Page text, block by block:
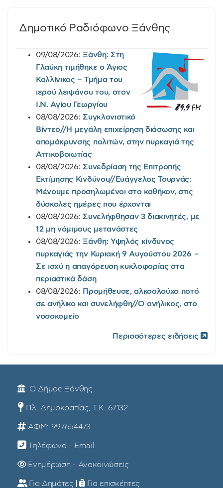
Δημοτικό Ραδιόφωνο Ξάνθης
09/08/2026: Ξάνθη: Στη
Γλαύκη τιμήθηκε ο Άγιος
Καλλίνικος – Τμήμα του
ιερού λειψάνου του, στον
Ι.Ν. Αγίου Γεωργίου
08/08/2026: Συγκλονιστικό
Βίντεο//Η μεγάλη επιχείρηση διάσωσης και
απομάκρυνσης πολιτών, στην πυρκαγιά της
Αττικοβοιωτίας
08/08/2026: Συνεδρίαση της Επιτροπής
Εκτίμησης Κινδύνου//Ευάγγελος Τουρνάς:
Μένουμε προσηλωμένοι στο καθήκον, στις
δύσκολες ημέρες που έρχονται
08/08/2026: Συνελήφθησαν 3 διακινητές, με
12 μη νόμιμους μετανάστες
08/08/2026: Ξάνθη: Υψηλός κίνδυνος
πυρκαγιάς την Κυριακή 9 Αυγούστου 2026 –
Σε ισχύ η απαγόρευση κυκλοφορίας στα
περιαστικά δάση
08/08/2026: Προμήθευσε, αλκοολούχο ποτό
σε ανήλικο και συνελήφθη//Ο ανήλικος, στο
νοσοκομείο
Περισσότερες ειδήσεις
Ο Δήμος Ξάνθης
Πλ. Δημοκρατίας, Τ.Κ. 67132
ΑΦΜ: 997654473
Τηλέφωνα - Email
Ενημέρωση - Ανακοινώσεις
Για Δημότες | Για επισκέπτες